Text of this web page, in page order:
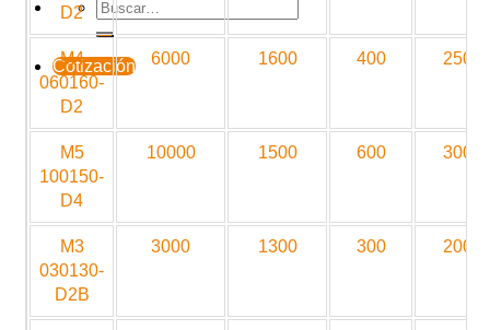
Cotización
D2
M4
060160-
D2
6000 1600 400 2500
M5
100150-
D4
10000 1500 600 3000
M3
030130-
D2B
3000 1300 300 2000